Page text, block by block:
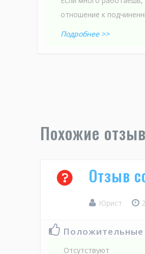
отношение к
Подробнее >>
Похожие
Отзыв
Юрист
Положительные
Отсутствуют